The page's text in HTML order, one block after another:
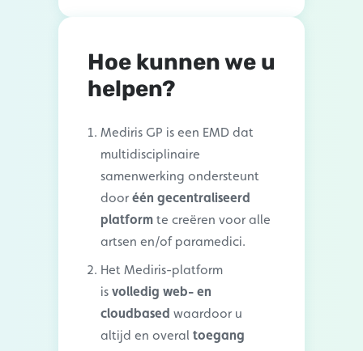
Hoe kunnen we u
helpen?
Mediris GP is een EMD dat
multidisciplinaire
samenwerking ondersteunt
dooréén gecentraliseerd
platform te creëren voor alle
artsen en/of paramedici.
Het Mediris-platform
is volledig web- en
cloudbased waardoor u
altijd en overal toegang